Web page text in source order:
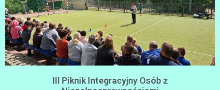
III Piknik Integracyjny Osób z